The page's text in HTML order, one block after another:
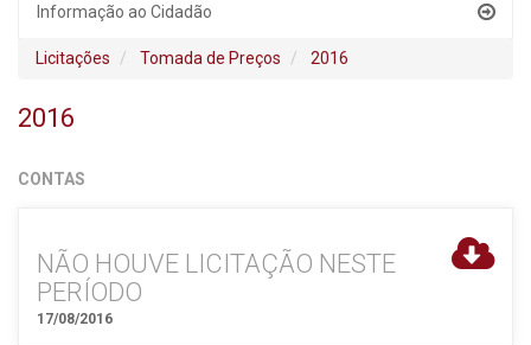
Informação ao Cidadão
Licitações Tomada de Preços 2016
2016
CONTAS
NÃO HOUVE LICITAÇÃO NESTE
PERÍODO
17/08/2016